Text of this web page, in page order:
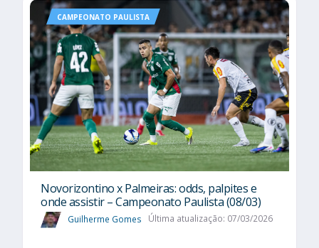
CAMPEONATO PAULISTA
Novorizontino x Palmeiras: odds, palpites e
onde assistir – Campeonato Paulista (08/03)
Guilherme Gomes Última atualização: 07/03/2026